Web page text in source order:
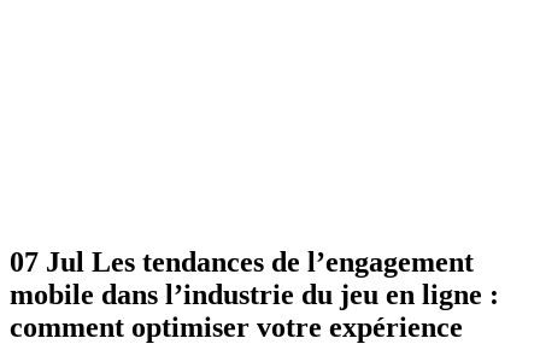
07 Jul Les tendances de l’engagement
mobile dans l’industrie du jeu en ligne :
comment optimiser votre expérience